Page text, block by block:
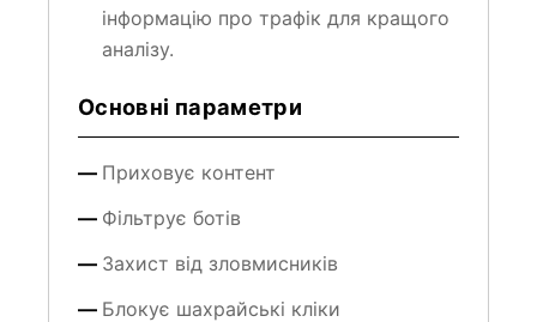
інформацію про трафік для кращого
аналізу.
Основні параметри
Приховує контент
Фільтрує ботів
Захист від зловмисників
Блокує шахрайські кліки